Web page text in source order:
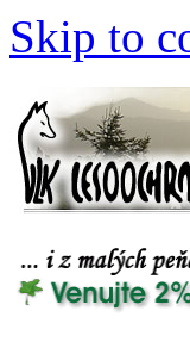
Skip to